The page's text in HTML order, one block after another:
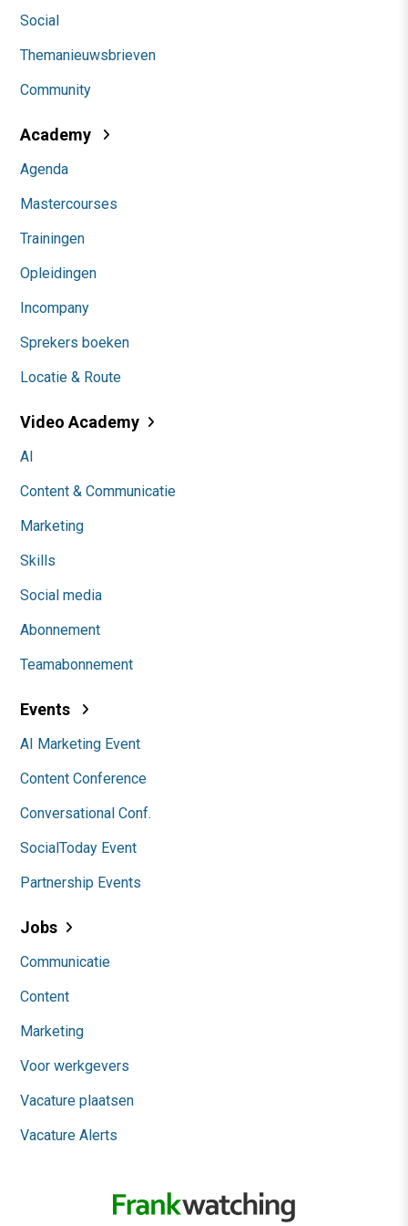
Social
Themanieuwsbrieven
Community
Academy
Agenda
Mastercourses
Trainingen
Opleidingen
Incompany
Sprekers boeken
Locatie & Route
Video Academy
AI
Content & Communicatie
Marketing
Skills
Social media
Abonnement
Teamabonnement
Events
AI Marketing Event
Content Conference
Conversational Conf.
SocialToday Event
Partnership Events
Jobs
Communicatie
Content
Marketing
Voor werkgevers
Vacature plaatsen
Vacature Alerts